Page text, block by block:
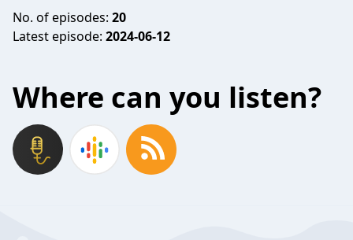
No. of episodes: 20
Latest episode: 2024-06-12
Where can you listen?